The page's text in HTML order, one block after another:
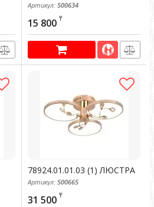
Артикул: 500634
15 800 ₸
78924.01.01.03 (1) ЛЮСТРА
Артикул: 500665
31 500 ₸